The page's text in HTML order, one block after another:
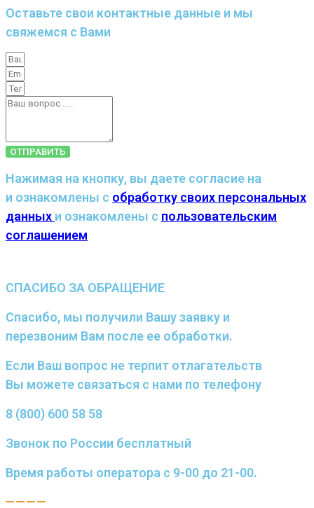
Оставьте свои контактные данные и мы
свяжемся с Вами
ОТПРАВИТЬ
Нажимая на кнопку, вы даете согласие на
и ознакомлены с обработку своих персональных
данных и ознакомлены с пользовательским
соглашением
СПАСИБО ЗА ОБРАЩЕНИЕ
Спасибо, мы получили Вашу заявку и
перезвоним Вам после ее обработки.
Если Ваш вопрос не терпит отлагательств
Вы можете связаться с нами по телефону
8 (800) 600 58 58
Звонок по России бесплатный
Время работы оператора с 9-00 до 21-00.